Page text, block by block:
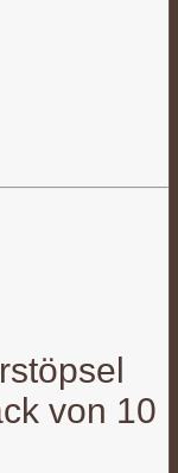
von 10